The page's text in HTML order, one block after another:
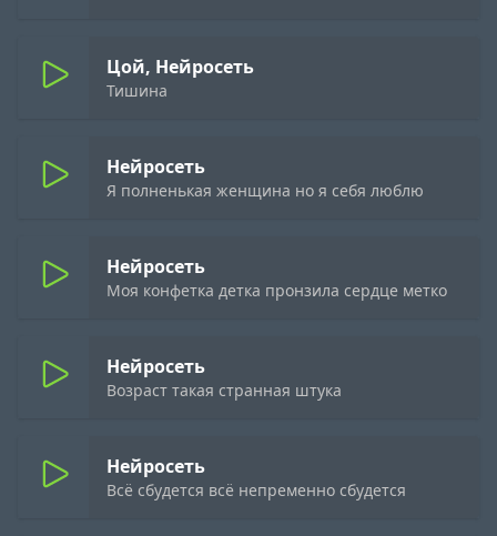
Цой, Нейросеть
Тишина
Нейросеть
Я полненькая женщина но я себя люблю
Нейросеть
Моя конфетка детка пронзила сердце метко
Нейросеть
Возраст такая странная штука
Нейросеть
Всё сбудется всё непременно сбудется